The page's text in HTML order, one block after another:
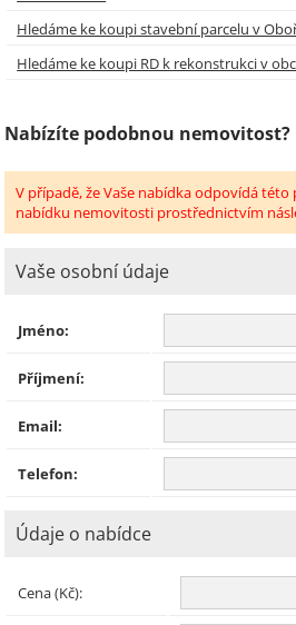
Hledáme ke koupi stavební parcelu v
Hledáme ke koupi RD k rekonstrukci v
Nabízíte podobnou nemovitost?
V případě, že Vaše nabídka odpovídá této
nabídku nemovitosti prostřednictvím
Vaše osobní údaje
Jméno:
Příjmení:
Email:
Telefon:
Údaje o nabídce
Cena (Kč):